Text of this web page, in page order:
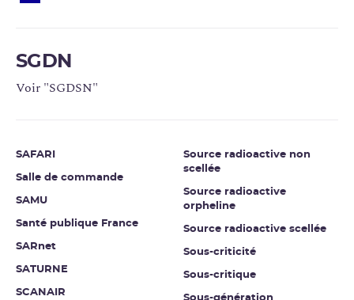
SGDN
Voir "SGDSN"
SAFARI
Salle de commande
SAMU
Santé publique France
SARnet
SATURNE
SCANAIR
Source radioactive non
scellée
Source radioactive
orpheline
Source radioactive scellée
Sous-criticité
Sous-critique